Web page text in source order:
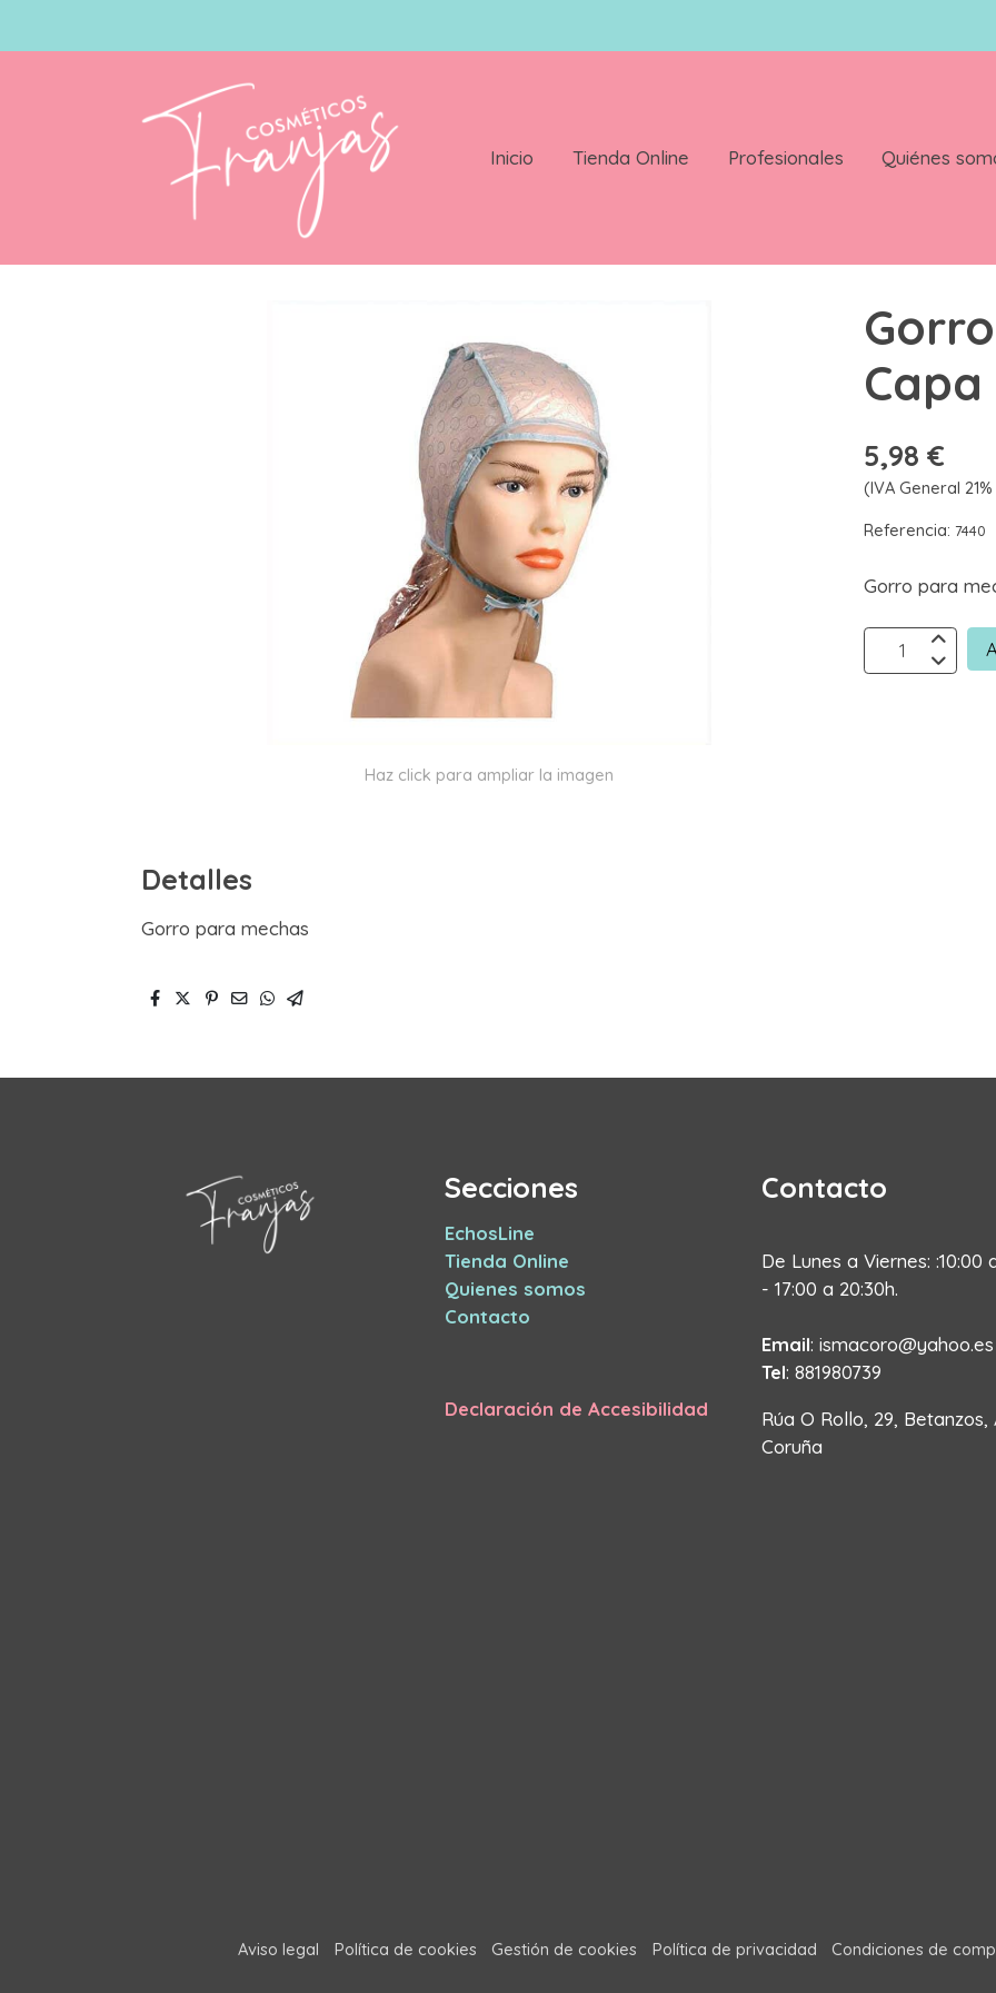
Inicio Tienda Online Profesionales Quiénes
Gorro Mechasdoble Capa 5und G5404148
Haz click para ampliar la imagen
Detalles
Gorro para mechas
Capa
5,98 €
(IVA General
Referencia:7440
Gorro para
Secciones
EchosLine
Tienda Online
Quienes somos
Contacto
Declaración de Accesibilidad
Contacto
De Lunes a Viernes: :10:00
- 17:00 a 20:30h.
Email: ismacoro@yahoo.es
Tel: 881980739
Rúa O Rollo, 29, Betanzos,
Coruña
Aviso legal Política de cookies Gestión de cookies Política de privacidad Condiciones de